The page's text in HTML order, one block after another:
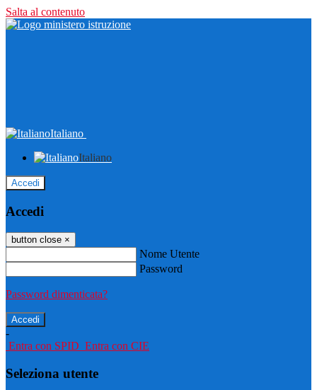
Salta al contenuto
Italiano
Italiano
Accedi
Accedi
button close ×
Nome Utente
Password
Password dimenticata?
-
Entra con SPID Entra con CIE
Seleziona utente